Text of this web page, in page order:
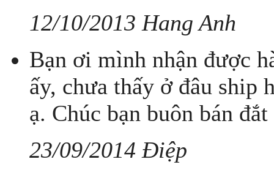
12/10/2013 Hang Anh
Bạn ơi mình nhận được
ấy, chưa thấy ở đâu ship
ạ. Chúc bạn buôn bán
23/09/2014 Điệp